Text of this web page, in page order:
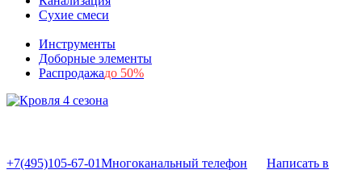
Сухие смеси
Инструменты
Доборные элементы
Распродажадо 50%
+7(495)105-67-01Многоканальный телефон
Написать в